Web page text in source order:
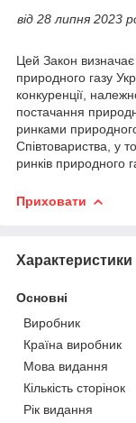
від 28 липня 2023
Цей Закон
природного газу
конкуренції,
постачання
ринками
Співтовариства, у
ринків природного
Приховати
Характеристики
Основні
Виробник
Країна виробник
Мова видання
Кількість сторінок
Рік видання